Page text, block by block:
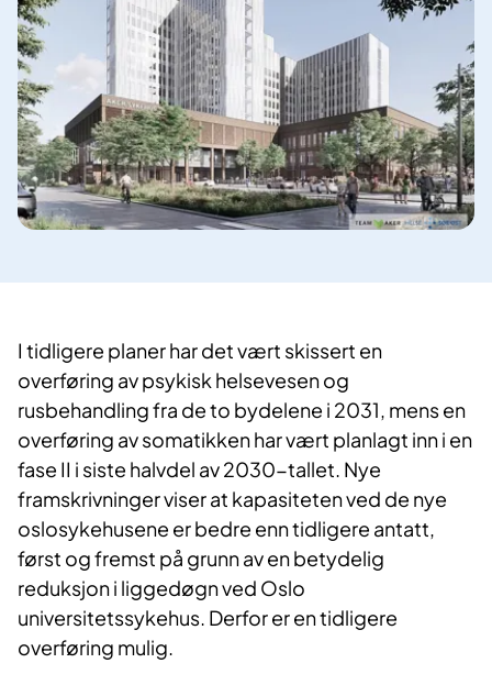
I tidligere planer har det vært skissert en
overføring av psykisk helsevesen og
rusbehandling fra de to bydelene i 2031, mens en
overføring av somatikken har vært planlagt inn i en
fase II i siste halvdel av 2030-tallet. Nye
framskrivninger viser at kapasiteten ved de nye
oslosykehusene er bedre enn tidligere antatt,
først og fremst på grunn av en betydelig
reduksjon i liggedøgn ved Oslo
universitetssykehus. Derfor er en tidligere
overføring mulig.